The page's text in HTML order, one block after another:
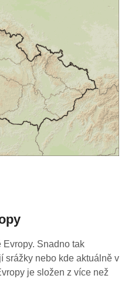
Snadno tak
srážky nebo kde aktuálně v
je složen z více než